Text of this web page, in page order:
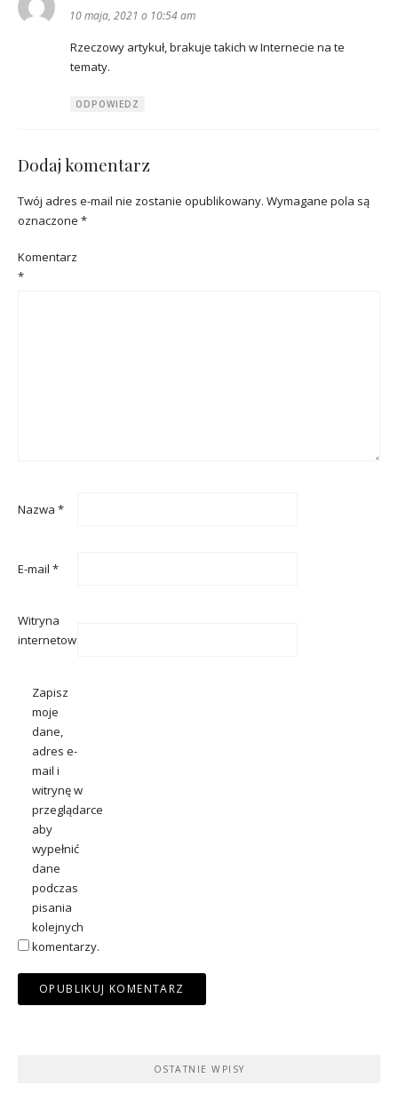
10 maja, 2021 o 10:54 am
Rzeczowy artykuł, brakuje takich w Internecie na te
tematy.
ODPOWIEDZ
Dodaj komentarz
Twój adres e-mail nie zostanie opublikowany. Wymagane pola są
oznaczone *
Komentarz
*
Nazwa *
E-mail *
Witryna
internetowa
Zapisz
moje
dane,
adres e-
mail i
witrynę w
przeglądarce
aby
wypełnić
dane
podczas
pisania
kolejnych
komentarzy.
OSTATNIE WPISY